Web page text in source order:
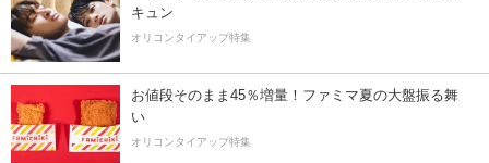
キュン
オリコンタイアップ特集
お値段そのまま45％増量！ファミマ夏の大盤振る舞
い
オリコンタイアップ特集